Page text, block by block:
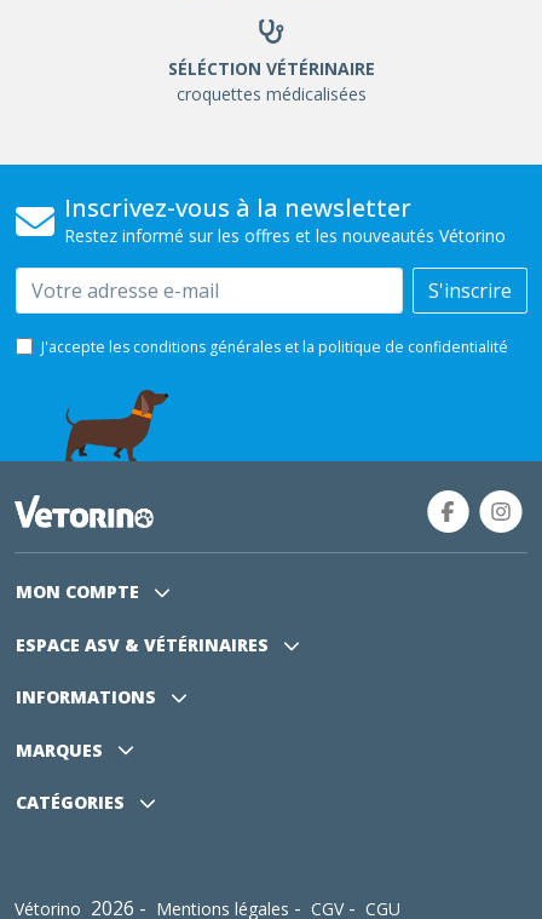
SÉLÉCTION VÉTÉRINAIRE
croquettes médicalisées
Inscrivez-vous à la newsletter
Restez informé sur les offres et les nouveautés Vétorino
Email S'inscrire
J'accepte les conditions générales et la politique de confidentialité
MON COMPTE
ESPACE ASV & VÉTÉRINAIRES
INFORMATIONS
MARQUES
CATÉGORIES
Vétorino 2026 - Mentions légales - CGV- CGU